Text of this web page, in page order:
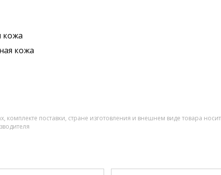
кожа
кожа
комплекте поставки, стране изготовления и внешнем виде товара